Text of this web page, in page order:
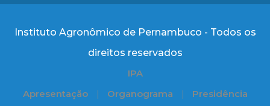
Instituto Agronômico de Pernambuco - Todos os
direitos reservados
IPA
Apresentação
Organograma
Presidência